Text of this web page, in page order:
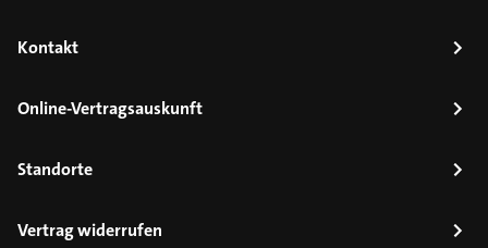
Kontakt
Online-Vertragsauskunft
Standorte
Vertrag widerrufen